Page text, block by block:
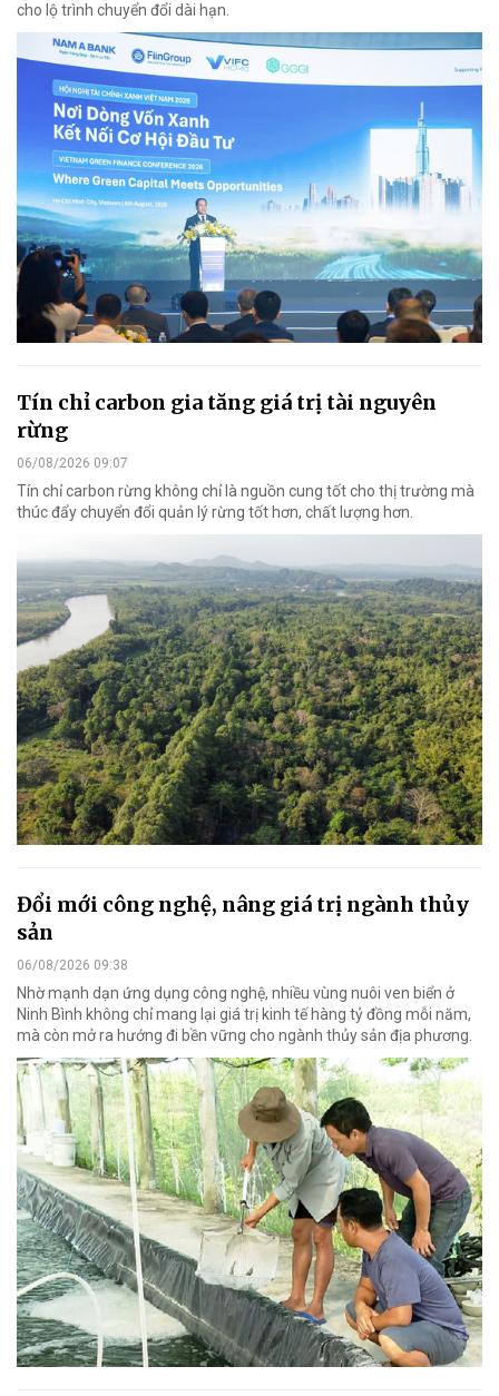
cho lộ trình chuyển đổi dài hạn.
Tín chỉ carbon gia tăng giá trị tài nguyên
rừng
06/08/2026 09:07
Tín chỉ carbon rừng không chỉ là nguồn cung tốt cho thị trường mà
thúc đẩy chuyển đổi quản lý rừng tốt hơn, chất lượng hơn.
Đổi mới công nghệ, nâng giá trị ngành thủy
sản
06/08/2026 09:38
Nhờ mạnh dạn ứng dụng công nghệ, nhiều vùng nuôi ven biển ở
Ninh Bình không chỉ mang lại giá trị kinh tế hàng tỷ đồng mỗi năm,
mà còn mở ra hướng đi bền vững cho ngành thủy sản địa phương.